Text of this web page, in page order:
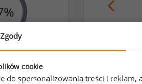
%
Mężczyźni
Zgody
cookie
do spersonalizowania treści i reklam,